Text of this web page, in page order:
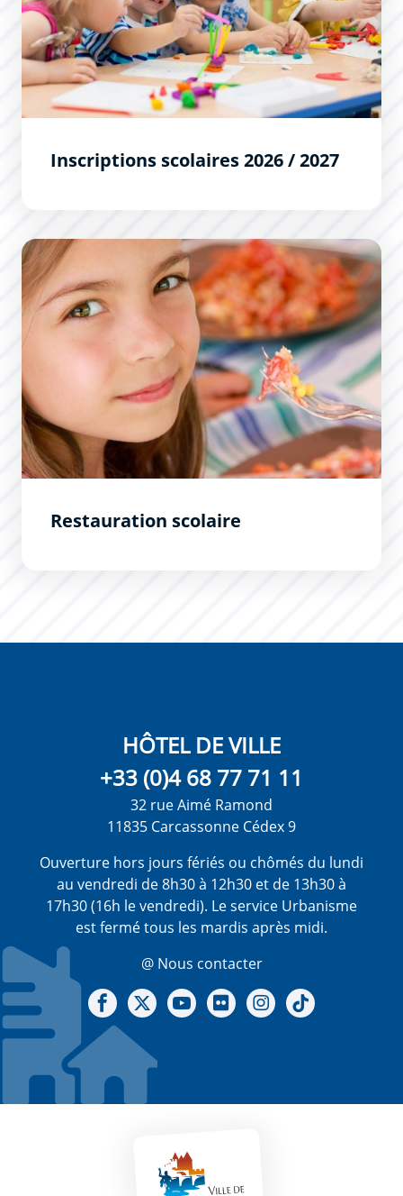
Inscriptions scolaires 2026 / 2027
Restauration scolaire
Restauration scolaire
HÔTEL DE VILLE
+33 (0)4 68 77 71 11
32 rue Aimé Ramond
11835 Carcassonne Cédex 9
Ouverture hors jours fériés ou chômés du lundi
au vendredi de 8h30 à 12h30 et de 13h30 à
17h30 (16h le vendredi). Le service Urbanisme
est fermé tous les mardis après midi.
@ Nous contacter
Notre Facebook
Notre X - (twitter)
Notre chaine Youtube
Notre Gallerie sur Flickr
Notre Instagram